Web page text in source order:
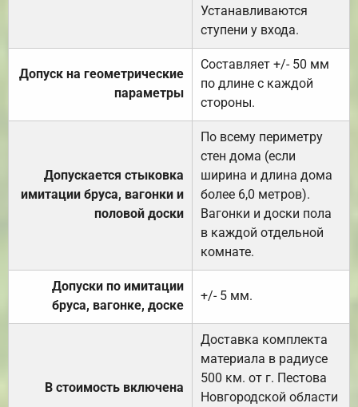
Устанавливаются
ступени у входа.
Допуск на геометрические
параметры
Составляет +/- 50 мм
по длине с каждой
стороны.
Допускается стыковка
имитации бруса, вагонки и
половой доски
По всему периметру
стен дома (если
ширина и длина дома
более 6,0 метров).
Вагонки и доски пола
в каждой отдельной
комнате.
Допуски по имитации
бруса, вагонке, доске
+/- 5 мм.
В стоимость включена
Доставка комплекта
материала в радиусе
500 км. от г. Пестова
Новгородской области